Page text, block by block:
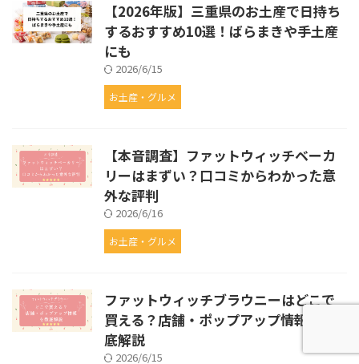
【2026年版】三重県のお土産で日持ち
するおすすめ10選！ばらまきや手土産
にも
2026/6/15
お土産・グルメ
【本音調査】ファットウィッチベーカ
リーはまずい？口コミからわかった意
外な評判
2026/6/16
お土産・グルメ
ファットウィッチブラウニーはどこで
買える？店舗・ポップアップ情報を徹
底解説
2026/6/15